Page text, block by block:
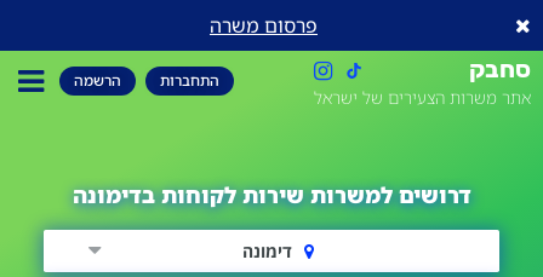
פרסום משרה
סחבק
אתר משרות הצעירים של ישראל
התחברות הרשמה
דרושים למשרות שירות לקוחות בדימונה
דימונה